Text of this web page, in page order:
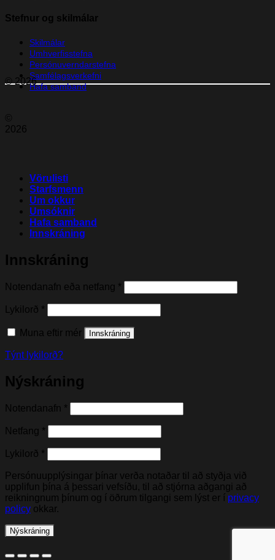
Stefnur og skilmálar
Skilmálar
Umhverfisstefna
Persónuverndarstefna
Samfélagsverkefni
Hafa samband
© 2026
©
2026
Vörulisti
Starfsmenn
Um okkur
Umsóknir
Hafa samband
Innskráning
Innskráning
Notendanafn eða netfang *
Lykilorð *
Muna eftir mér Innskráning
Týnt lykilorð?
Nýskráning
Notendanafn *
Netfang *
Lykilorð *
Persónuupplýsingar þínar verða notaðar til að styðja við
upplifun þína á þessari vefsíðu, til að stjórna aðgangi að
reikningnum þínum og í öðrum tilgangi sem lýst er í privacy
policy okkar.
Nýskráning